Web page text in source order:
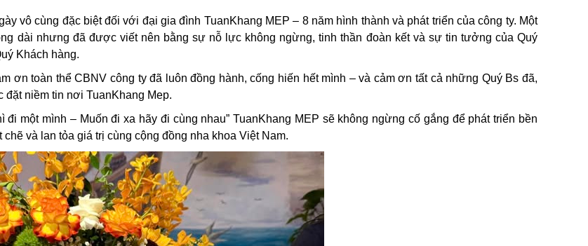
vô cùng đặc biệt đối với đại gia đình TuanKhang MEP – 8 năm hình thành và phát triển của công ty. Một
dài nhưng đã được viết nên bằng sự nỗ lực không ngừng, tinh thần đoàn kết và sự tin tưởng của Quý
Khách hàng.
ơn toàn thể CBNV công ty đã luôn đồng hành, cống hiến hết mình – và cảm ơn tất cả những Quý Bs đã,
đặt niềm tin nơi TuanKhang Mep.
đi một mình – Muốn đi xa hãy đi cùng nhau” TuanKhang MEP sẽ không ngừng cố gắng để phát triển bền
chẽ và lan tỏa giá trị cùng cộng đồng nha khoa Việt Nam.